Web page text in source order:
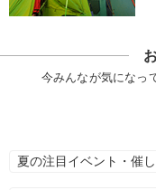
今みんなが気になっ
夏の注目イベント・催